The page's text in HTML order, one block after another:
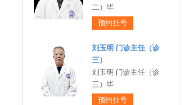
二）毕
预约挂号
刘玉明 门诊主任（诊
三）
刘玉明 门诊主任（诊
三）毕
预约挂号